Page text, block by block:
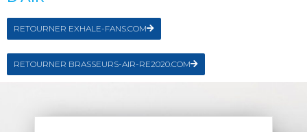
RETOURNER EXHALE-FANS.COM
RETOURNER BRASSEURS-AIR-RE2020.COM